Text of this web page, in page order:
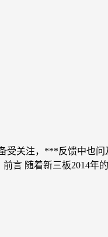
受关注，***反馈中也
言 随着新三板2014年